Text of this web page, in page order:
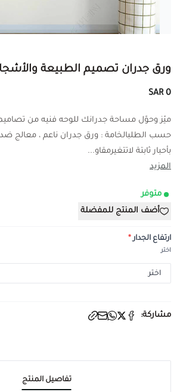
ورق جدران تصميم الطبيعة
0 SAR
ميّز وحوّل مساحة جدرانك للوحه فنيه من
حسب الطلبالخامة : ورق جدران ناعم ، معالج ضد
بأحبار ثابتة لاتتغيرمقاو...
المزيد
متوفر
أضف المنتج للمفضلة
ارتفاع الجدار*
اختر
مشاركة:
تفاصيل المنتج